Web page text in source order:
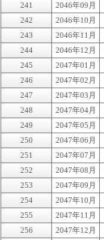
241 2046年09月
242
2046年10月
243
2046年11月
244
2046年12月
245
2047年01月
246
2047年02月
247
2047年03月
248
2047年04月
249
2047年05月
250
2047年06月
251
2047年07月
252
2047年08月
253
2047年09月
254
2047年10月
255
2047年11月
256
2047年12月